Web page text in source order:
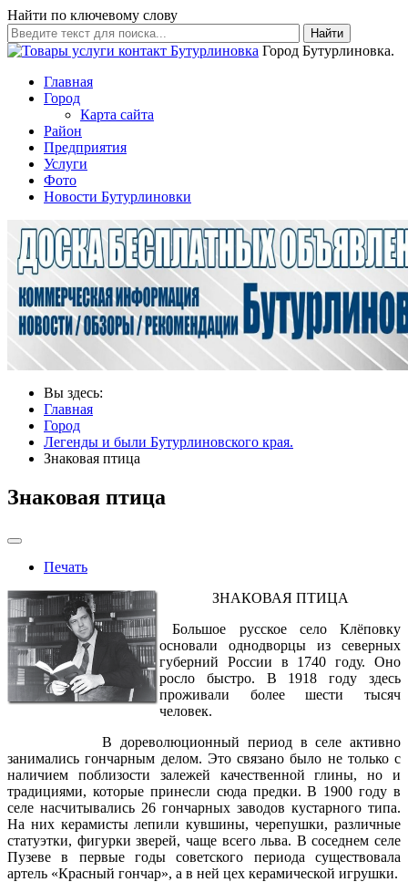
Найти по ключевому слову
Найти
Город Бутурлиновка.
Главная
Город
Карта сайта
Район
Предприятия
Услуги
Фото
Новости Бутурлиновки
Вы здесь:
Главная
Город
Легенды и были Бутурлиновского края.
Знаковая птица
Знаковая птица
Печать
ЗНАКОВАЯ ПТИЦА
Большое русское село Клёповку
основали однодворцы из северных
губерний России в 1740 году. Оно
росло быстро. В 1918 году здесь
проживали более шести тысяч
человек.
В дореволюционный период в селе активно
занимались гончарным делом. Это связано было не только с
наличием поблизости залежей качественной глины, но и
традициями, которые принесли сюда предки. В 1900 году в
селе насчитывались 26 гончарных заводов кустарного типа.
На них керамисты лепили кувшины, черепушки, различные
статуэтки, фигурки зверей, чаще всего льва. В соседнем селе
Пузеве в первые годы советского периода существовала
артель «Красный гончар», а в ней цех керамической игрушки.